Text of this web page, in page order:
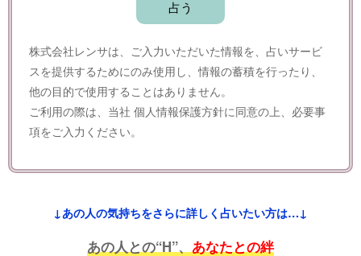
株式会社レンサは、ご入力いただいた情報を、占いサービ
スを提供するためにのみ使用し、情報の蓄積を行ったり、
他の目的で使用することはありません。
ご利用の際は、当社個人情報保護方針に同意の上、必要事
項をご入力ください。
↓あの人の気持ちをさらに詳しく占いたい方は…↓
あの人との“H”、 あなたとの絆